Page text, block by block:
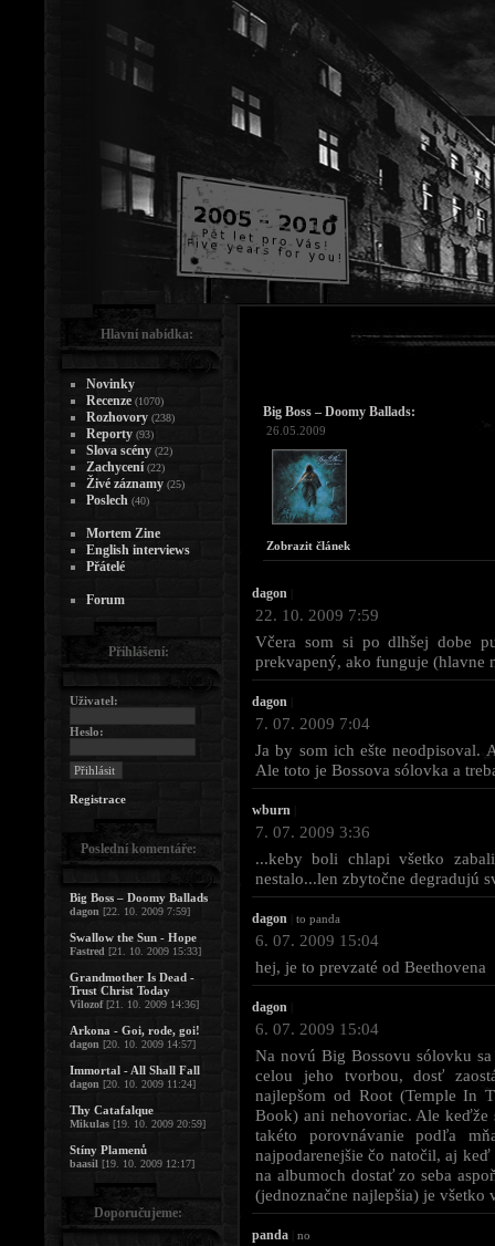
Big Boss – Doomy Ballads:
26.05.2009
Zobrazit článek
dagon
22. 10. 2009 7:59
Včera som si po dlhšej dobe
prekvapený, ako funguje (hlavne
dagon
7. 07. 2009 7:04
Ja by som ich ešte neodpisoval.
Ale toto je Bossova sólovka a
wburn
7. 07. 2009 3:36
...keby boli chlapi všetko
nestalo...len zbytočne degradujú
dagon to panda
6. 07. 2009 15:04
hej, je to prevzaté od Beethovena
dagon
6. 07. 2009 15:04
Na novú Big Bossovu sólovku
celou jeho tvorbou, dosť
najlepšom od Root (Temple In
Book) ani nehovoriac. Ale keďže
takéto porovnávanie podľa
najpodarenejšie čo natočil, aj
na albumoch dostať zo seba
(jednoznačne najlepšia) je všetko
panda no
Hlavní nabídka:
Novinky
Recenze (1070)
Rozhovory (238)
Reporty (93)
Slova scény (22)
Zachycení (22)
Živé záznamy (25)
Poslech (40)
Mortem Zine
English interviews
Přátelé
Forum
Přihlášení:
Uživatel:
Heslo:
Registrace
Poslední komentáře:
Big Boss – Doomy Ballads
dagon [22. 10. 2009 7:59]
Swallow the Sun - Hope
Fastred [21. 10. 2009 15:33]
Grandmother Is Dead -
Trust Christ Today
Vilozof[21. 10. 2009 14:36]
Arkona - Goi, rode, goi!
dagon [20. 10. 2009 14:57]
Immortal - All Shall Fall
dagon [20. 10. 2009 11:24]
Thy Catafalque
Mikulas [19. 10. 2009 20:59]
Stíny Plamenů
baasil [19. 10. 2009 12:17]
Doporučujeme: